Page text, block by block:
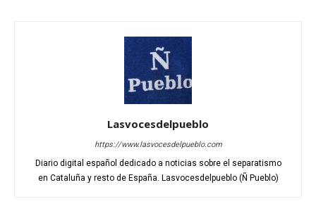
Lasvocesdelpueblo
https://www.lasvocesdelpueblo.com
Diario digital español dedicado a noticias sobre el separatismo
en Cataluña y resto de España. Lasvocesdelpueblo (Ñ Pueblo)